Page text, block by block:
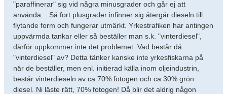
"paraffinerar" sig vid några minusgrader och går ej att
använda... Så fort plusgrader infinner sig återgår dieseln till
flytande form och fungerar utmärkt. Yrkestrafiken har antingen
uppvärmda tankar eller så beställer man s.k. "vinterdiesel",
därför uppkommer inte det problemet. Vad består då
"vinterdiesel" av? Detta tänker kanske inte yrkesfiskarna på
när de beställer, men enl. initierad källa inom oljeindustrin,
består vinterdieseln av ca 70% fotogen och ca 30% grön
diesel. Ni läste rätt, 70% fotogen! Då blir det aldrig någon